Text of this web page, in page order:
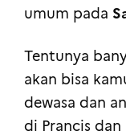
umum pada
Tentunya
akan bisa
dewasa dan
di Prancis dan